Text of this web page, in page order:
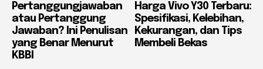
Pertanggungjawaban
atau Pertanggung
Jawaban? Ini Penulisan
yang Benar Menurut
KBBI
Harga Vivo Y30 Terbaru:
Spesifikasi, Kelebihan,
Kekurangan, dan Tips
Membeli Bekas